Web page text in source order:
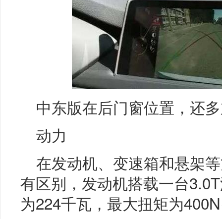
中东版在后门窗位置，还
动力
在发动机、变速箱和悬架
有区别，发动机搭载一台
为224千瓦，最大扭矩为